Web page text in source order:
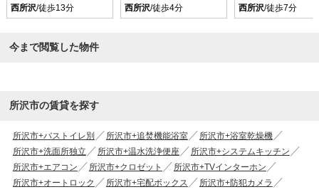
西所沢/徒歩13分
西所沢/徒歩4分
西所沢/徒歩7分
今まで閲覧した物件
所沢市の賃貸を探す
所沢市+バストイレ別 所沢市+追焚機能浴室
所沢市+浴室乾燥機
所沢市+洗面所独立
所沢市+温水洗浄便座
所沢市+システムキッチン
所沢市+エアコン
所沢市+クロゼット
所沢市+TVインターホン
所沢市+オートロック
所沢市+宅配ボックス
所沢市+防犯カメラ